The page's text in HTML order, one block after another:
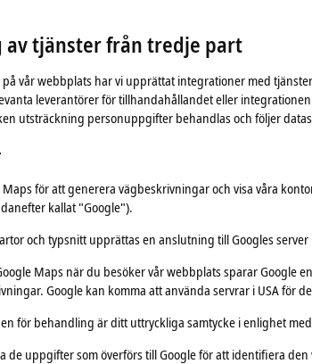
tjänster från tredje part
på vår webbplats har vi upprättat integrationer med
leverantörer för tillhandahållandet eller
utsträckning personuppgifter behandlas och följer
för att generera vägbeskrivningar och visa våra
kallat "Google").
och typsnitt upprättas en anslutning till Googles
Maps när du besöker vår webbplats sparar Google
Google kan komma att använda servrar i USA för
för behandling är ditt uttryckliga samtycke i enlighet
de uppgifter som överförs till Google för att identifiera